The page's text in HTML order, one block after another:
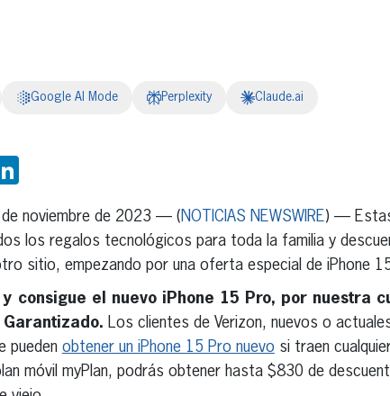
Google AI Mode Perplexity Claude.ai
de noviembre de 2023 — (NOTICIAS NEWSWIRE) —
los regalos tecnológicos para toda la familia y
sitio, empezando por una oferta especial de iPhone
y consigue el nuevo iPhone 15 Pro, por nuestra
Los clientes de Verizon, nuevos o
pueden obtener un iPhone 15 Pro nuevo si traen
móvil myPlan, podrás obtener hasta $830 de